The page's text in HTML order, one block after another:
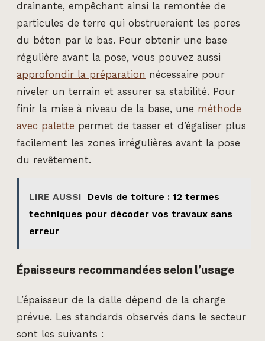
drainante, empêchant ainsi la remontée de
particules de terre qui obstrueraient les pores
du béton par le bas. Pour obtenir une base
régulière avant la pose, vous pouvez aussi
approfondir la préparation nécessaire pour
niveler un terrain et assurer sa stabilité. Pour
finir la mise à niveau de la base, une méthode
avec palette permet de tasser et d’égaliser plus
facilement les zones irrégulières avant la pose
du revêtement.
LIRE AUSSI
Devis de toiture : 12 termes
techniques pour décoder vos travaux sans
erreur
Épaisseurs recommandées selon l’usage
L’épaisseur de la dalle dépend de la charge
prévue. Les standards observés dans le secteur
sont les suivants :